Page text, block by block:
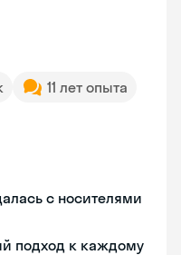
11 лет опыта
с носителями
подход к каждому